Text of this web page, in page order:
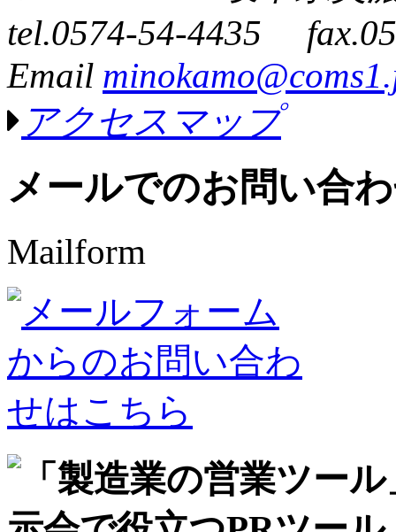
tel.0574-54-4435
Email
アクセスマップ
メールでのお問い合
Mailform